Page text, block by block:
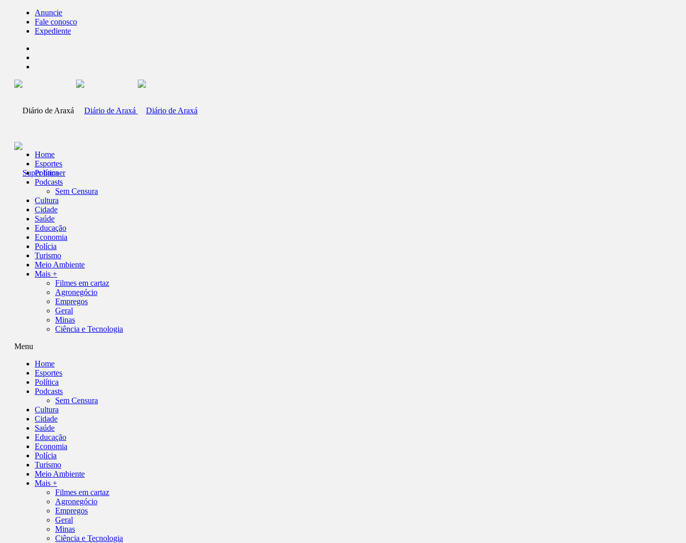
Anuncie
Fale conosco
Expediente
Home
Esportes
Política
Podcasts
Sem Censura
Cultura
Cidade
Saúde
Educação
Economia
Polícia
Turismo
Meio Ambiente
Mais +
Filmes em cartaz
Agronegócio
Empregos
Geral
Minas
Ciência e Tecnologia
Menu
Home
Esportes
Política
Podcasts
Sem Censura
Cultura
Cidade
Saúde
Educação
Economia
Polícia
Turismo
Meio Ambiente
Mais +
Filmes em cartaz
Agronegócio
Empregos
Geral
Minas
Ciência e Tecnologia